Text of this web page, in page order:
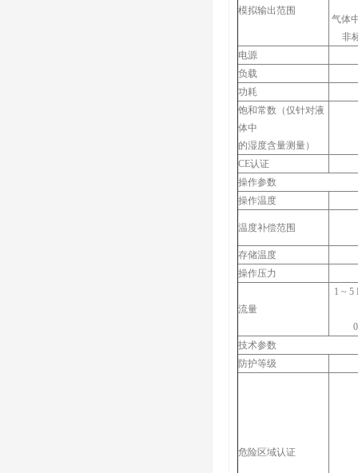
模拟输出范围
气体
非
电源
负载
功耗
饱和常数（仅针对液
体中
的湿度含量测量）
CE认证
操作参数
操作温度
温度补偿范围
存储温度
操作压力
流量
1 ~ 5
技术参数
防护等级
危险区域认证